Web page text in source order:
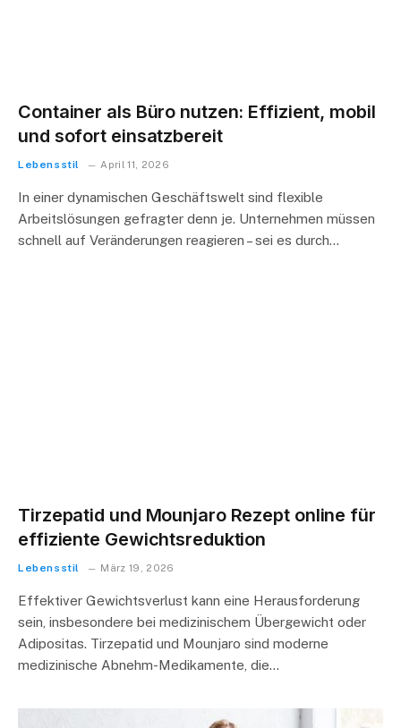
Container als Büro nutzen: Effizient, mobil
und sofort einsatzbereit
Lebensstil April 11, 2026
In einer dynamischen Geschäftswelt sind flexible
Arbeitslösungen gefragter denn je. Unternehmen müssen
schnell auf Veränderungen reagieren – sei es durch…
Tirzepatid und Mounjaro Rezept online für
effiziente Gewichtsreduktion
Lebensstil März 19, 2026
Effektiver Gewichtsverlust kann eine Herausforderung
sein, insbesondere bei medizinischem Übergewicht oder
Adipositas. Tirzepatid und Mounjaro sind moderne
medizinische Abnehm-Medikamente, die…